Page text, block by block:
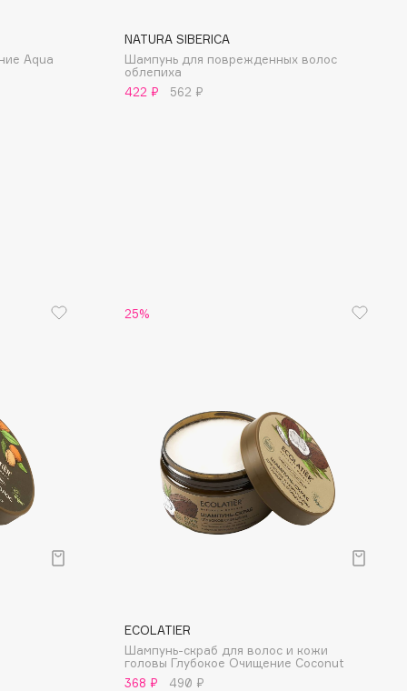
Aqua
NATURA SIBERICA
Шампунь для поврежденных волос
облепиха
422 ₽
562 ₽
25%
ECOLATIER
Шампунь-скраб для волос и кожи
головы Глубокое Очищение Coconut
368 ₽
490 ₽